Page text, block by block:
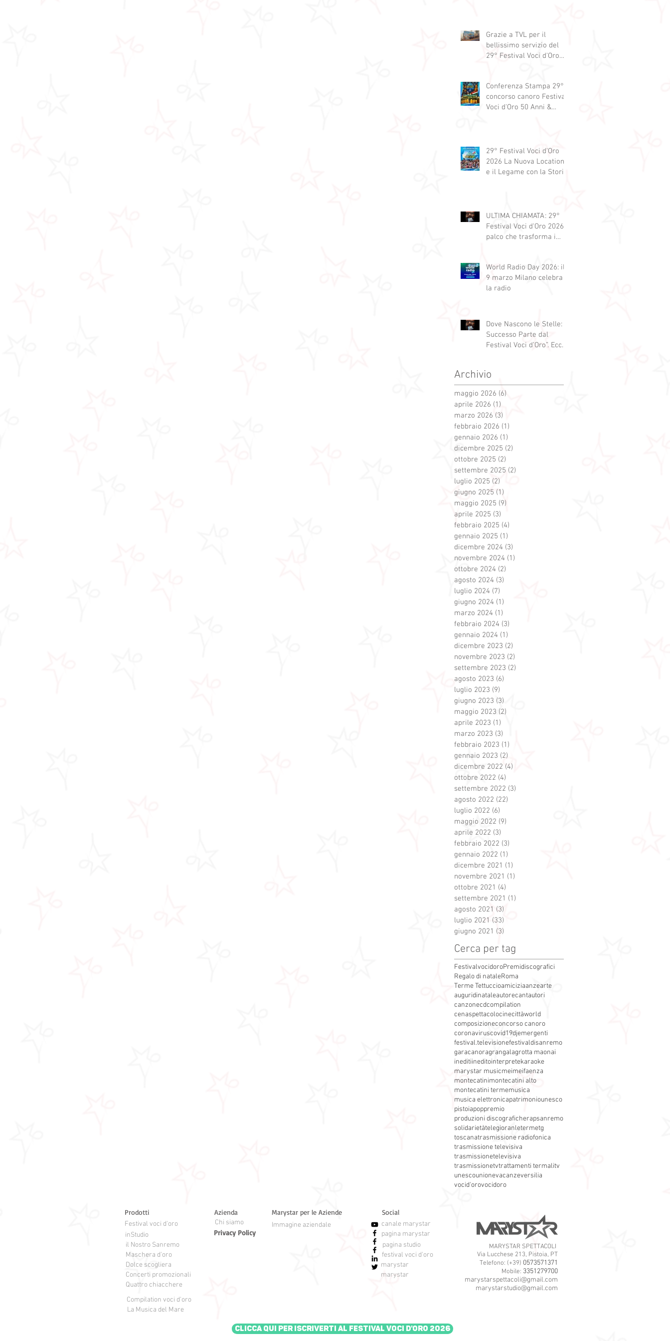
Grazie a TVL per il
bellissimo servizio del
29° Festival Voci d'Oro
Conferenza Stampa 29°
concorso canoro Festival
Voci d'Oro 50 Anni &
29° Festival Voci d'Oro
2026 La Nuova Location
e il Legame con la Storia
ULTIMA CHIAMATA: 29°
Festival Voci d'Oro 2026 Il
palco che trasforma i
World Radio Day 2026: il
9 marzo Milano celebra
la radio
Dove Nascono le Stelle: Il
Successo Parte dal
Festival Voci d’Oro”. Ecco
Archivio
maggio 2026 (6)
aprile 2026 (1)
marzo 2026 (3)
febbraio 2026 (1)
gennaio 2026 (1)
dicembre 2025 (2)
ottobre 2025 (2)
settembre 2025 (2)
luglio 2025 (2)
giugno 2025 (1)
maggio 2025 (9)
aprile 2025 (3)
febbraio 2025 (4)
gennaio 2025 (1)
dicembre 2024 (3)
novembre 2024 (1)
ottobre 2024 (2)
agosto 2024 (3)
luglio 2024 (7)
giugno 2024 (1)
marzo 2024 (1)
febbraio 2024 (3)
gennaio 2024 (1)
dicembre 2023 (2)
novembre 2023 (2)
settembre 2023 (2)
agosto 2023 (6)
luglio 2023 (9)
giugno 2023 (3)
maggio 2023 (2)
aprile 2023 (1)
marzo 2023 (3)
febbraio 2023 (1)
gennaio 2023 (2)
dicembre 2022 (4)
ottobre 2022 (4)
settembre 2022 (3)
agosto 2022 (22)
luglio 2022 (6)
maggio 2022 (9)
aprile 2022 (3)
febbraio 2022 (3)
gennaio 2022 (1)
dicembre 2021 (1)
novembre 2021 (1)
ottobre 2021 (4)
settembre 2021 (1)
agosto 2021 (3)
luglio 2021 (33)
giugno 2021 (3)
Cerca per tag
FestivalvocidoroPremidiscografici
Regalo di nataleRoma
Terme Tettuccioamiciziaanzearte
auguridinataleautorecantautori
canzonecdcompilation
cenaspettacolocinecittàworld
composizioneconcorso canoro
coronaviruscovid19djemergenti
festival.televisionefestivaldisanremo
garacanoragrangalagrotta maonai
ineditiineditointerpretekaraoke
marystar musicmeimeifaenza
montecatinimontecatini alto
montecatini termemusica
musica elettronicapatrimoniounesco
pistoiapoppremio
produzioni discograficherapsanremo
solidarietàtelegioranletermetg
toscanatrasmissione radiofonica
trasmissione televisiva
trasmissionetelevisiva
trasmissionetvtrattamenti termalitv
unescounionevacanzeversilia
vocid'orovocidoro
Prodotti
Festival voci d'oro
inStudio
Azienda
Chi siamo
Privacy Policy
Marystar per le Aziende
Immagine aziendale
il Nostro Sanremo
Maschera d'oro
Dolce scogliera
Concerti promozionali
Quattro chiacchere
Social
canale marystar
pagina marystar
pagina studio
festival voci d'oro
marystar
marystar
MARYSTAR SPETTACOLI
Via Lucchese 213, Pistoia, PT
Telefono: (+39) 0573571371
Mobile: 3351279700
marystarspettacoli@gmail.com
marystarstudio@gmail.com
Compilation voci d'oro
La Musica del Mare
Clicca qui per iscriverti al Festival Voci d'Oro 2026